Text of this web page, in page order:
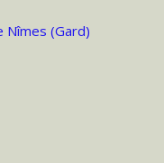
Nîmes (Gard)